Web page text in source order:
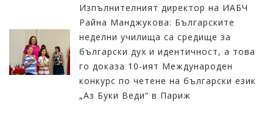
Изпълнителният директор на ИАБЧ
Райна Манджукова: Българските
неделни училища са средище за
български дух и идентичност, а това
го доказа 10-ият Международен
конкурс по четене на български език
„Аз Буки Веди“ в Париж